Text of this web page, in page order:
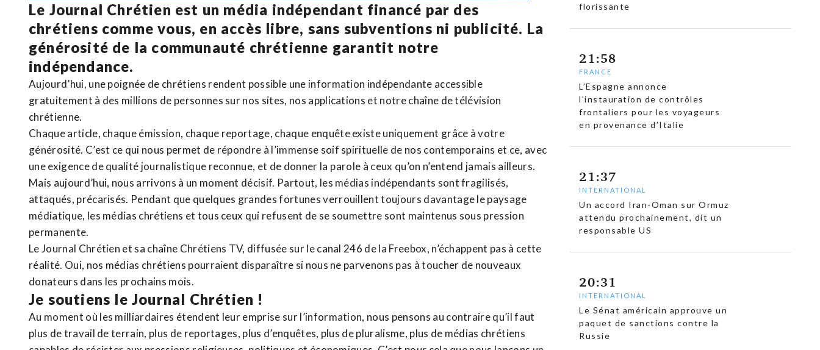
Le Journal Chrétien est un média indépendant financé par des
chrétiens comme vous, en accès libre, sans subventions ni publicité. La
générosité de la communauté chrétienne garantit notre
indépendance.
Aujourd’hui, une poignée de chrétiens rendent possible une information indépendante accessible
gratuitement à des millions de personnes sur nos sites, nos applications et notrechaîne de télévision
chrétienne.
Chaque article, chaque émission, chaque reportage, chaque enquête existe uniquement grâce à votre
générosité. C’est ce qui nous permet de répondre à l’immense soif spirituelle de nos contemporains et ce, avec
une exigence de qualité journalistique reconnue, et de donner la parole à ceux qu’on n’entend jamais ailleurs.
Mais aujourd’hui, nous arrivons à un moment décisif. Partout, les médias indépendants sont fragilisés,
attaqués, précarisés. Pendant que quelques grandes fortunes verrouillent toujours davantage le paysage
médiatique, les médias chrétiens et tous ceux qui refusent de se soumettre sont maintenus sous pression
permanente.
Le Journal Chrétien et sa chaîne Chrétiens TV, diffusée sur le canal 246 de la Freebox, n’échappent pas à cette
réalité. Oui, nos médias chrétiens pourraient disparaître si nous ne parvenons pas à toucher de nouveaux
donateurs dans les prochains mois.
Je soutiens le Journal Chrétien !
Au moment où les milliardaires étendent leur emprise sur l’information, nous pensons au contraire qu’il faut
plus de travail de terrain, plus de reportages, plus d’enquêtes, plus de pluralisme, plus de médias chrétiens
florissante
21:58
FRANCE
L’Espagne annonce
l’instauration de contrôles
frontaliers pour les voyageurs
en provenance d’Italie
21:37
INTERNATIONAL
Un accord Iran-Oman sur Ormuz
attendu prochainement, dit un
responsable US
20:31
INTERNATIONAL
Le Sénat américain approuve un
paquet de sanctions contre la
Russie